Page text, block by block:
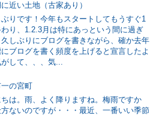
近い土地（古家あり）
りです！今年もスタートしてもうすぐ1
わり、1.2.3月は特にあっという間に過ぎ
久しぶりにブログを書きながら、確か去年
ブログを書く頻度を上げると宣言したよ
がして、、、気...
の宮町
は。雨、よく降りますね。梅雨ですか
方ないのですが・・・最近、一番いい季節